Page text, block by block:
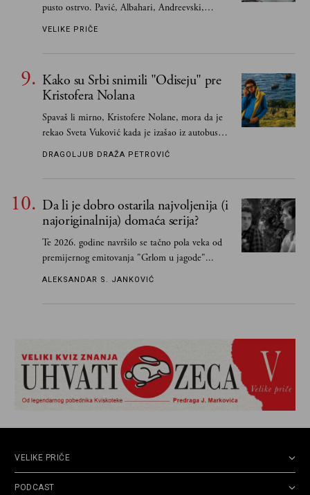
pusto ostrvo. Pavić, Albahari, Andreevski,
VELIKE PRIČE
Kako su Srbi snimili "Odiseju" pre
Kristofera Nolana
Spavaš li mirno, Kristofere Nolane, mora da je
rekao Sveta Vuković kada je izašao iz autobusa i
čim je stigao kući pozvao Vojkana
DRAGOLJUB DRAŽA PETROVIĆ
Da li je dobro ostarila najvoljenija (i
najoriginalnija) domaća serija?
Te 2026. godine navršilo se tačno pola veka od
premijernog emitovanja "Grlom u jagode"...
ALEKSANDAR S. JANKOVIĆ
VELIKE PRIČE
PODCAST